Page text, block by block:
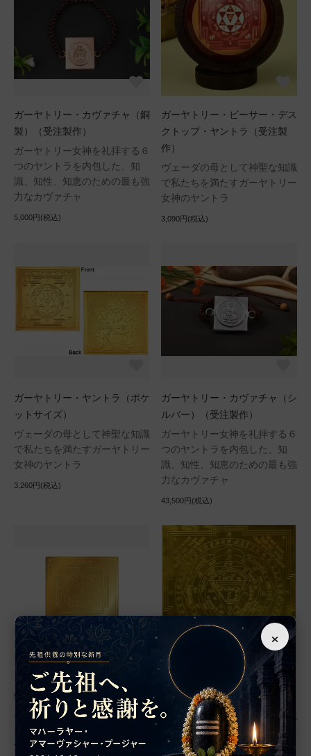
ガーヤトリー・カヴァチャ（銅
製）（受注製作）
ガーヤトリー女神を礼拝する６
つのヤントラを内包した、知
識、知性、知恵のための最も強
力なカヴァチャ
5,000円(税込)
ガーヤトリー・ビーサー・デス
クトップ・ヤントラ（受注製
作）
ヴェーダの母として神聖な知識
で私たちを満たすガーヤトリー
女神のヤントラ
3,090円(税込)
ガーヤトリー・ヤントラ（ポケ
ットサイズ）
ヴェーダの母として神聖な知識
で私たちを満たすガーヤトリー
女神のヤントラ
3,260円(税込)
ガーヤトリー・カヴァチャ（シ
ルバー）（受注製作）
ガーヤトリー女神を礼拝する６
つのヤントラを内包した、知
識、知性、知恵のための最も強
力なカヴァチャ
43,500円(税込)
ガーヤトリー・ヤントラ（約7.
5cm×7.5cm）
ヴェーダの母として神聖な知識
で私たちを満たすガーヤトリー
女神のヤントラ
ガーヤトリー・ヤントラ（16c
m×16cm）
ヴェーダの母として神聖な知識
で私たちを満たすガーヤトリー
女神のヤントラ
×